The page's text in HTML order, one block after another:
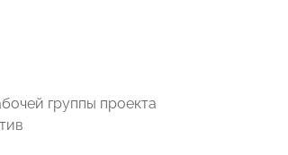
группы проекта